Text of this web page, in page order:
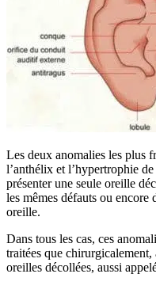
Les deux anomalies les plus
l’anthélix et l’hypertrophie
présenter une seule oreille
les mêmes défauts ou encore
oreille.
Dans tous les cas, ces
traitées que
oreilles décollées, aussi